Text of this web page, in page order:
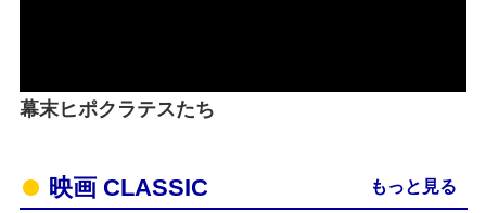
幕末ヒポクラテスたち
映画 CLASSIC もっと見る